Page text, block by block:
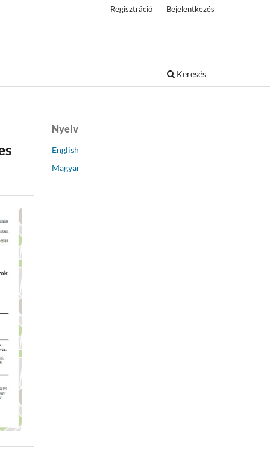
Keresés
Regisztráció Bejelentkezés
Nyelv
English
Magyar